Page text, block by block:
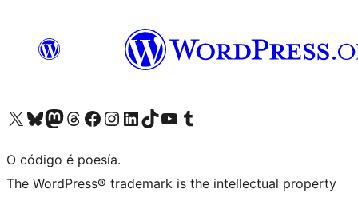
Visita la cuenta de X (anteriormente Twitter)
Visita a nosa conta de Bluesky
Visita a nosa conta de Mastodon
Visita a nosa conta de Threads
Visita a nosa páxina de Facebook
Visita a nosa conta de Instagram
Visita a nosa conta de LinkedIn
Visita a nosa conta de TikTok
Visita a nosa canle de YouTube
Visita a nosa conta de Tumblr
O código é poesía.
The WordPress® trademark is the intellectual property